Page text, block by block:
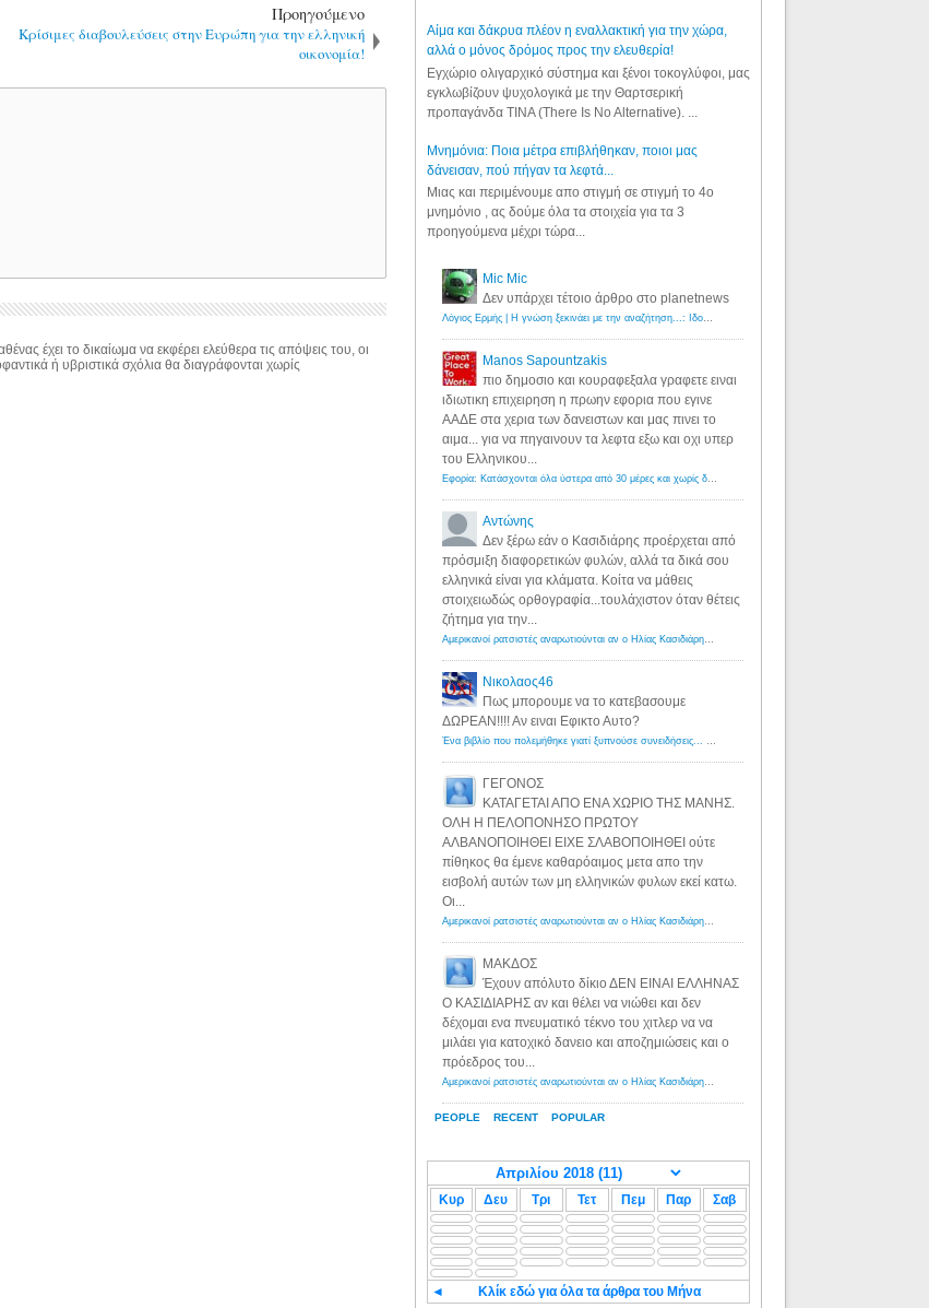
Προηγούμενο
Κρίσιμες διαβουλεύσεις στην Ευρώπη για την ελληνική
οικονομία!
έχει το δικαίωμα να εκφέρει ελεύθερα τις απόψεις του, οι
ή υβριστικά σχόλια θα διαγράφονται χωρίς
Αίμα και δάκρυα πλέον η εναλλακτική για την χώρα,
αλλά ο μόνος δρόμος προς την ελευθερία!
Εγχώριο ολιγαρχικό σύστημα και ξένοι τοκογλύφοι, μας
εγκλωβίζουν ψυχολογικά με την Θαρτσερική
προπαγάνδα TINA (There Is No Alternative). ...
Μνημόνια: Ποια μέτρα επιβλήθηκαν, ποιοι μας
δάνεισαν, πού πήγαν τα λεφτά...
Μιας και περιμένουμε απο στιγμή σε στιγμή το 4ο
μνημόνιο , ας δούμε όλα τα στοιχεία για τα 3
προηγούμενα μέχρι τώρα...
PEOPLE RECENT POPULAR
Mic Mic
Δεν υπάρχει τέτοιο άρθρο στο planetnews
Λόγιος Ερμής | Η γνώση ξεκινάει με την αναζήτηση...: Ιδού οι 18 που χρωστούν 11 δις ευρώ!
Manos Sapountzakis
πιο δημοσιο και κουραφεξαλα γραφετε ειναι
ιδιωτικη επιχειρηση η πρωην εφορια που εγινε
ΑΑΔΕ στα χερια των δανειστων και μας πινει το
αιμα... για να πηγαινουν τα λεφτα εξω και οχι υπερ
του Ελληνικου...
Εφορία: Κατάσχονται όλα ύστερα από 30 μέρες και χωρίς δικαστικές αποφάσεις - Λόγιος Ερμής
Αντώνης
Δεν ξέρω εάν ο Κασιδιάρης προέρχεται από
πρόσμιξη διαφορετικών φυλών, αλλά τα δικά σου
ελληνικά είναι για κλάματα. Κοίτα να μάθεις
στοιχειωδώς ορθογραφία...τουλάχιστον όταν θέτεις
ζήτημα για την...
Αμερικανοί ρατσιστές αναρωτιούνται αν ο Ηλίας Κασιδιάρης ανήκει στη λευκή φυλή... - Λόγιος Ερμής
Νικολαος46
Πως μπορουμε να το κατεβασουμε
ΔΩΡΕΑΝ!!!! Αν ειναι Εφικτο Αυτο?
Ένα βιβλίο που πολεμήθηκε γιατί ξυπνούσε συνειδήσεις... - Λόγιος Ερμής | Η γνώση ξεκινάει με την αναζήτηση...
ΓΕΓΟΝΟΣ
ΚΑΤΑΓΕΤΑΙ ΑΠΟ ΕΝΑ ΧΩΡΙΟ ΤΗΣ ΜΑΝΗΣ.
ΟΛΗ Η ΠΕΛΟΠΟΝΗΣΟ ΠΡΩΤΟΥ
ΑΛΒΑΝΟΠΟΙΗΘΕΙ ΕΙΧΕ ΣΛΑΒΟΠΟΙΗΘΕΙ ούτε
πίθηκος θα έμενε καθαρόαιμος μετα απο την
εισβολή αυτών των μη ελληνικών φυλων εκεί κατω.
Οι...
Αμερικανοί ρατσιστές αναρωτιούνται αν ο Ηλίας Κασιδιάρης ανήκει στη λευκή φυλή... - Λόγιος Ερμής
ΜΑΚΔΟΣ
Έχουν απόλυτο δίκιο ΔΕΝ ΕΙΝΑΙ ΕΛΛΗΝΑΣ
Ο ΚΑΣΙΔΙΑΡΗΣ αν και θέλει να νιώθει και δεν
δέχομαι ενα πνευματικό τέκνο του χιτλερ να να
μιλάει για κατοχικό δανειο και αποζημιώσεις και ο
πρόεδρος του...
Αμερικανοί ρατσιστές αναρωτιούνται αν ο Ηλίας Κασιδιάρης ανήκει στη λευκή φυλή... - Λόγιος Ερμής
Κυρ Δευ Τρι Τετ Πεμ Παρ Σαβ
◄ Κλίκ εδώ για όλα τα άρθρα του Μήνα